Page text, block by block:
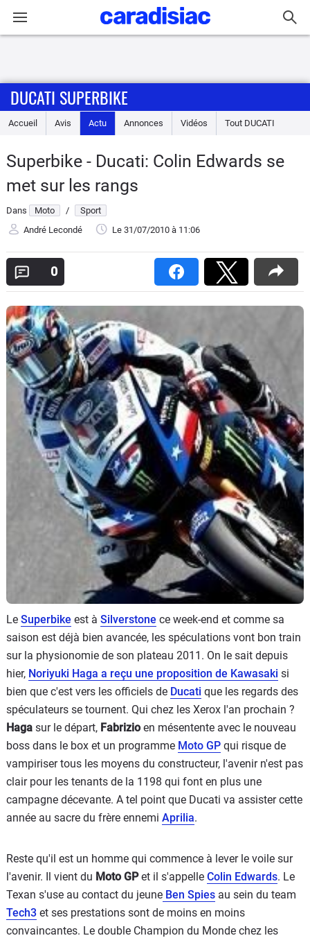
Accueil
Essais
Equipement
Forum
Scooters
&
125
Marques
Services
DUCATI SUPERBIKE
Accueil Avis Actu Annonces Vidéos Tout DUCATI
Superbike - Ducati: Colin Edwards se
met sur les rangs
Dans Moto /
Sport
André Lecondé
Le 31/07/2010 à 11:06
0
Le Superbike est à Silverstone ce week-end et comme sa
saison est déjà bien avancée, les spéculations vont bon train
sur la physionomie de son plateau 2011. On le sait depuis
hier, Noriyuki Haga a reçu une proposition de Kawasaki si
bien que c'est vers les officiels de Ducati que les regards des
spéculateurs se tournent. Qui chez les Xerox l'an prochain ?
Haga sur le départ, Fabrizioen mésentente avec le nouveau
boss dans le box et un programme Moto GP qui risque de
vampiriser tous les moyens du constructeur, l'avenir n'est pas
clair pour les tenants de la 1198 qui font en plus une
campagne décevante. A tel point que Ducati va assister cette
année au sacre du frère ennemi Aprilia.
Reste qu'il est un homme qui commence à lever le voile sur
l'avenir. Il vient du Moto GPet il s'appelle Colin Edwards. Le
Texan s'use au contact du jeune Ben Spies au sein du team
Tech3 et ses prestations sont de moins en moins
convaincantes. Le double Champion du Monde chez les